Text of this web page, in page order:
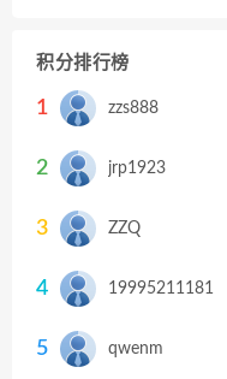
积分排行榜
1 zzs888
2 jrp1923
3 ZZQ
4 19995211181
5 qwenm